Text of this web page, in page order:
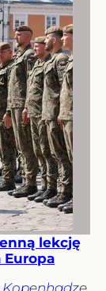
lekcję
Europa